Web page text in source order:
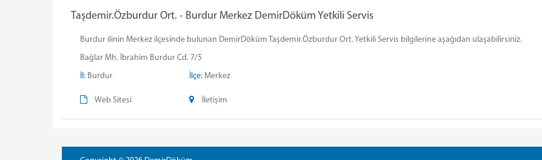
Taşdemir.Özburdur Ort. - Burdur Merkez DemirDöküm Yetkili Servis
Burdur ilinin Merkez ilçesinde bulunan DemirDöküm Taşdemir.Özburdur Ort. Yetkili Servis bilgilerine aşağıdan ulaşabilirsiniz.
Bağlar Mh. İbrahim Burdur Cd. 7/5
İl: Burdur İlçe: Merkez
Web Sitesi İletişim